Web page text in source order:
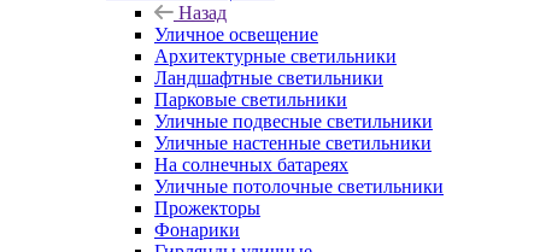
Назад
Уличное освещение
Архитектурные светильники
Ландшафтные светильники
Парковые светильники
Уличные подвесные светильники
Уличные настенные светильники
На солнечных батареях
Уличные потолочные светильники
Прожекторы
Фонарики